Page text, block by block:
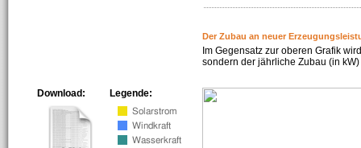
Der Zubau an neuer
Im Gegensatz zur oberen Grafik
sondern der jährliche Zubau (in
Legende:
Download: